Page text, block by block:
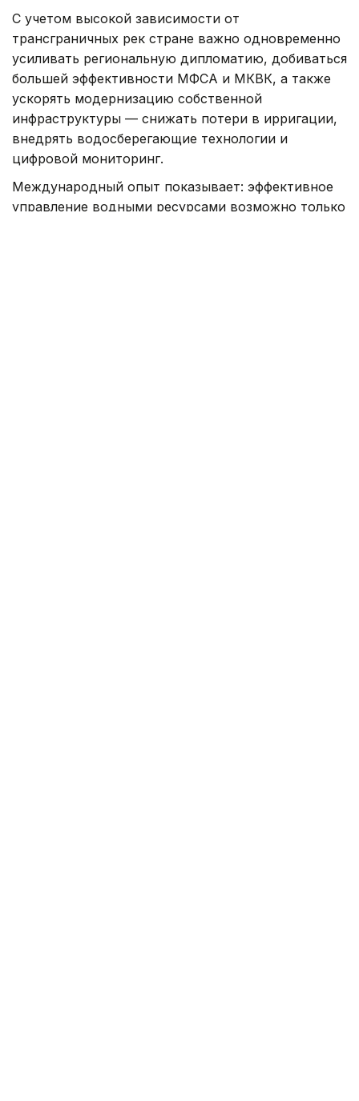
С учетом высокой зависимости от
трансграничных рек стране важно одновременно
усиливать региональную дипломатию, добиваться
большей эффективности МФСА и МКВК, а также
ускорять модернизацию собственной
инфраструктуры — снижать потери в ирригации,
внедрять водосберегающие технологии и
цифровой мониторинг.
Международный опыт показывает: эффективное
управление водными ресурсами возможно только